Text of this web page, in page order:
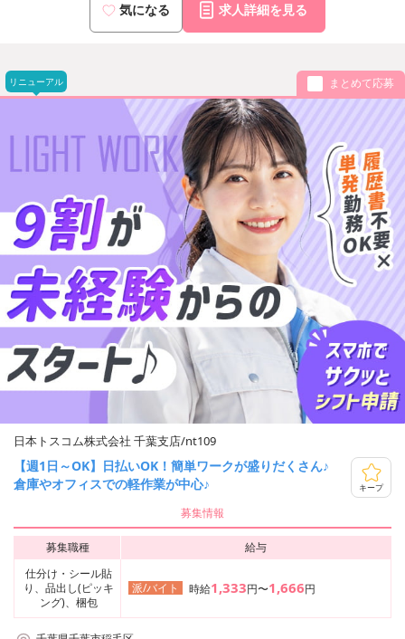
気になる 求人詳細を見る
リニューアル まとめて応募
日本トスコム株式会社 千葉支店/nt109
【週1日～OK】日払いOK！簡単ワークが盛りだくさん♪
倉庫やオフィスでの軽作業が中心♪
キープ
募集情報
募集職種
給与
仕分け・シール貼
り、品出し(ピッキ
ング)、梱包
派/バイト 時給1,333円〜1,666円